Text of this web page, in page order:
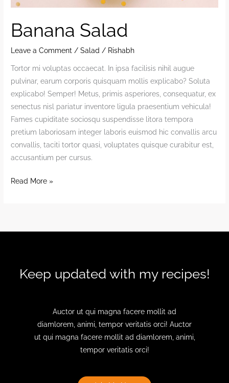
Banana Salad
Leave a Comment /Salad / Rishabh
Tortor mi voluptas occaecat. In ipsa facilisis nihil augue
pulvinar, earum corporis quisquam mollis explicabo? Soluta
explicabo! Semper! Metus, primis asperiores, consequatur, ex
senectus nisl pariatur inventore ligula praesentium vehicula!
Fames cupiditate sociosqu suspendisse litora tempora
pretium laboriosam integer laboris euismod hic convallis arcu
convallis, taciti tortor quasi, voluptates quisque curabitur est,
accusantium per cursus.
Banana
Read More »
Keep updated with my recipes!
Auctor ut qui magna facere mollit ad
diamlorem, animi, tempor veritatis orci! Auctor
ut qui magna facere mollit ad diamlorem, animi,
tempor veritatis orci!